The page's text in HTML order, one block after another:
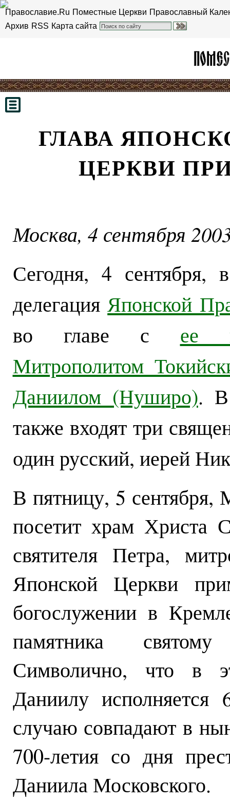
Православие.Ru Поместные Церкви Православный
Архив RSS Карта сайта
ГЛАВА
ЦЕРКВИ
Москва, 4 сентября
Сегодня, 4 сентября,
делегацияЯпонской
во главе с ее
Митрополитом
Даниилом (Нуширо). В
также входят три
один русский, иерей
В пятницу, 5 сентября,
посетит храм Христа
святителя Петра,
Японской Церкви
богослужении в
памятника
Символично, что в
Даниилу
случаю совпадают в
700-летия со дня
Даниила Московского.